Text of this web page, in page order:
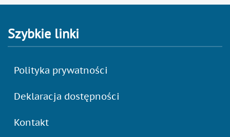
Szybkie linki
Polityka prywatności
Deklaracja dostępności
Kontakt